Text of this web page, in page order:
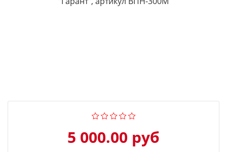
5 000.00 руб